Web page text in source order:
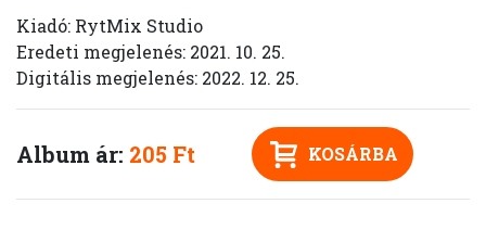
Kiadó: RytMix Studio
Eredeti megjelenés: 2021. 10. 25.
Digitális megjelenés: 2022. 12. 25.
Album ár: 205 Ft KOSÁRBA